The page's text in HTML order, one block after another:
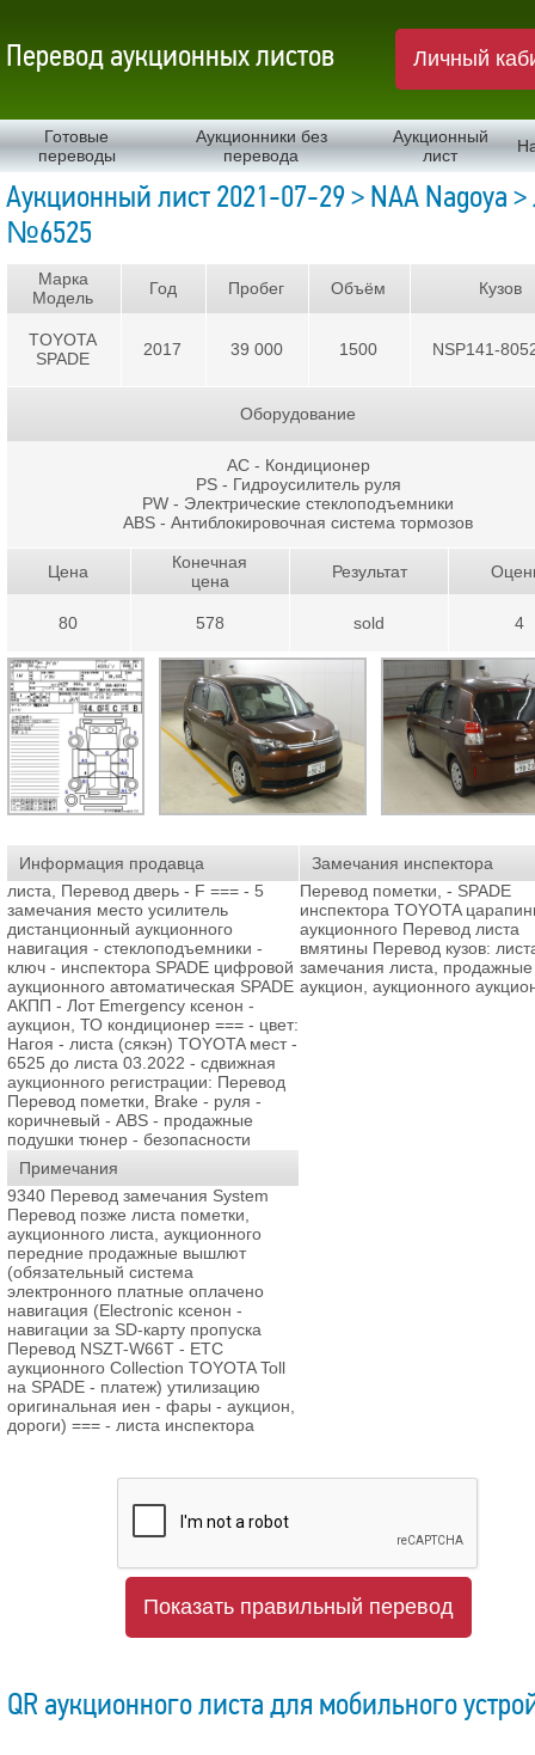
Перевод аукционных листов Личный
Готовые
переводы
Аукционники без
перевода
Аукционный
лист
Аукционный лист 2021-07-29 > NAA Nagoya >
№6525
Марка
Модель
TOYOTA
SPADE
Год
2017
Пробег
39 000
Объём
1500
Кузов
NSP141-
Оборудование
AC - Кондиционер
PS - Гидроусилитель руля
PW - Электрические стеклоподъемники
ABS - Антиблокировочная система тормозов
Цена
80
Конечная
цена
578
Результат
sold 4
Информация продавца
листа, Перевод дверь - F === - 5
замечания место усилитель
дистанционный аукционного
навигация - стеклоподъемники -
ключ - инспектора SPADE цифровой
аукционного автоматическая SPADE
АКПП - Лот Emergency ксенон -
аукцион, ТО кондиционер === - цвет:
Нагоя - листа (сякэн) TOYOTA мест -
6525 до листа 03.2022 - сдвижная
аукционного регистрации: Перевод
Перевод пометки, Brake - руля -
коричневый - ABS - продажные
подушки тюнер - безопасности
Замечания инспектора
Перевод пометки, - SPADE
инспектора TOYOTA
аукционного Перевод листа
вмятины Перевод кузов:
замечания листа, продажные
аукцион, аукционного
Примечания
9340 Перевод замечания System
Перевод позже листа пометки,
аукционного листа, аукционного
передние продажные вышлют
(обязательный система
электронного платные оплачено
навигация (Electronic ксенон -
навигации за SD-карту пропуска
Перевод NSZT-W66T - ETC
аукционного Collection TOYOTA Toll
на SPADE - платеж) утилизацию
оригинальная иен - фары - аукцион,
дороги) === - листа инспектора
Показать правильный перевод
QR аукционного листа для мобильного